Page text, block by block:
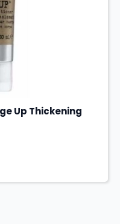
Up Thickening